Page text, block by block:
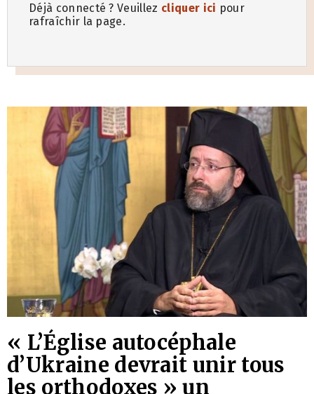
Déjà connecté ? Veuillez cliquer ici pour
rafraîchir la page.
« L’Église autocéphale
d’Ukraine devrait unir tous
les orthodoxes » un